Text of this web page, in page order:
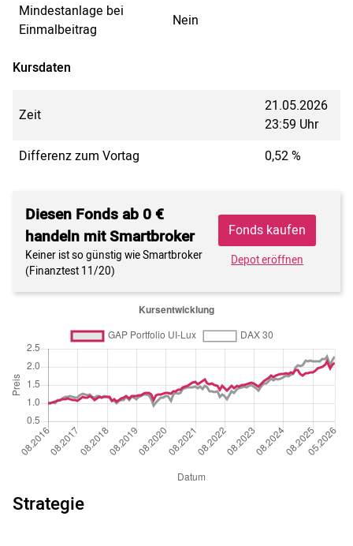
Mindestanlage bei
Einmalbeitrag
Nein
Kursdaten
Zeit
21.05.2026
23:59 Uhr
Differenz zum Vortag
0,52 %
Diesen Fonds ab 0 €
handeln mit Smartbroker
Keiner ist so günstig wie Smartbroker
(Finanztest 11/20)
Fonds kaufen
Depot eröffnen
Strategie